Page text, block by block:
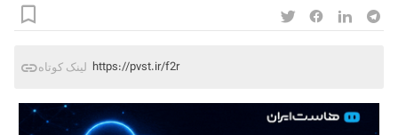
لینک کوتاه https://pvst.ir/f2r